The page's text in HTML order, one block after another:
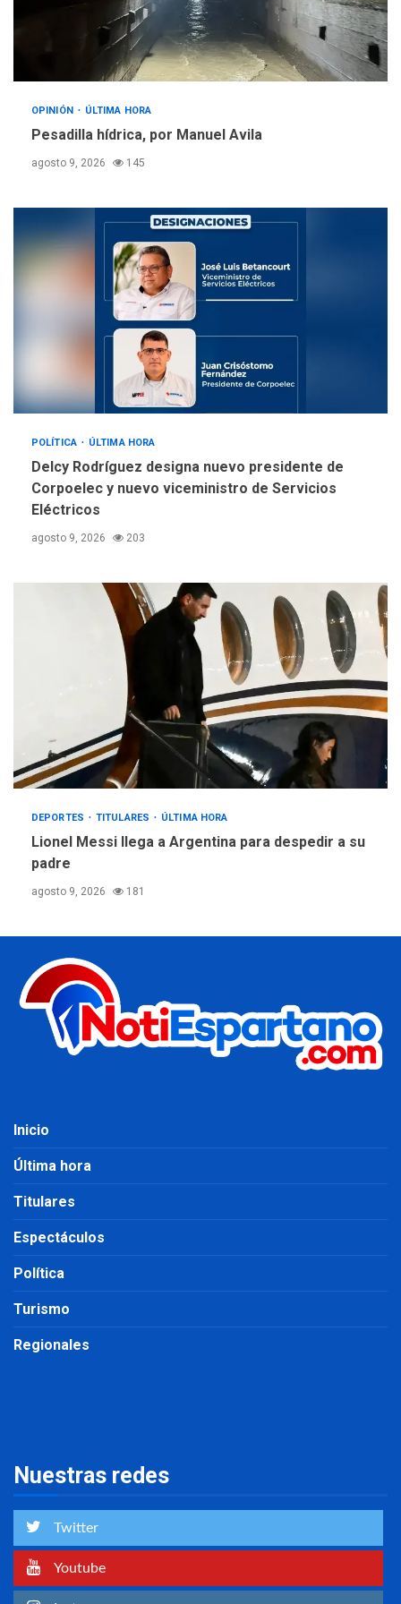
OPINIÓN ÚLTIMA HORA
Pesadilla hídrica, por Manuel Avila
agosto 9, 2026 145
POLÍTICA ÚLTIMA HORA
Delcy Rodríguez designa nuevo presidente de
Corpoelec y nuevo viceministro de Servicios
Eléctricos
agosto 9, 2026 203
DEPORTES TITULARES ÚLTIMA HORA
Lionel Messi llega a Argentina para despedir a su
padre
agosto 9, 2026 181
Inicio
Última hora
Titulares
Espectáculos
Política
Turismo
Regionales
Nuestras redes
Twitter
Youtube